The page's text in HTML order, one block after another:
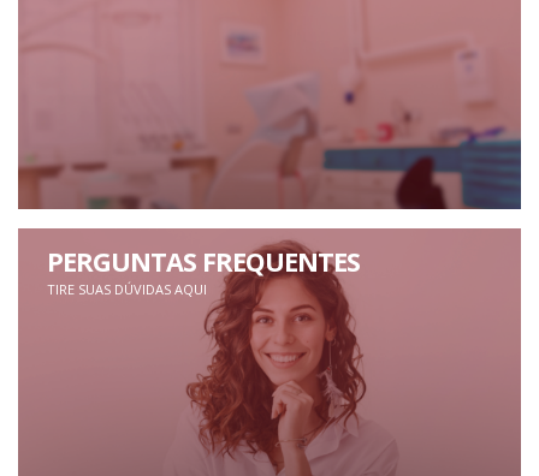
PERGUNTAS FREQUENTES
TIRE SUAS DÚVIDAS AQUI